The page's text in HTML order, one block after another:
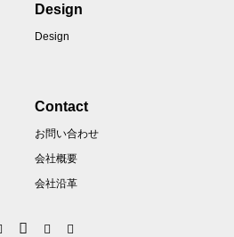
Design
Design
Contact
お問い合わせ
会社概要
会社沿革